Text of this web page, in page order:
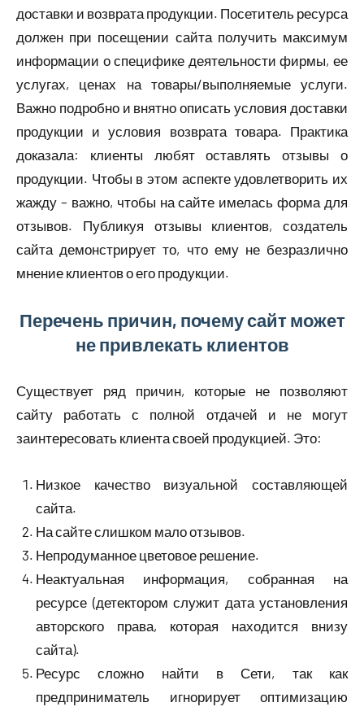
доставки и возврата продукции. Посетитель ресурса
должен при посещении сайта получить максимум
информации о специфике деятельности фирмы, ее
услугах, ценах на товары/выполняемые услуги.
Важно подробно и внятно описать условия доставки
продукции и условия возврата товара. Практика
доказала: клиенты любят оставлять отзывы о
продукции. Чтобы в этом аспекте удовлетворить их
жажду – важно, чтобы на сайте имелась форма для
отзывов. Публикуя отзывы клиентов, создатель
сайта демонстрирует то, что ему не безразлично
мнение клиентов о его продукции.
Перечень причин, почему сайт может
не привлекать клиентов
Существует ряд причин, которые не позволяют
сайту работать с полной отдачей и не могут
заинтересовать клиента своей продукцией. Это:
Низкое качество визуальной составляющей
сайта.
На сайте слишком мало отзывов.
Непродуманное цветовое решение.
Неактуальная информация, собранная на
ресурсе (детектором служит дата установления
авторского права, которая находится внизу
сайта).
Ресурс сложно найти в Сети, так как
предприниматель игнорирует оптимизацию